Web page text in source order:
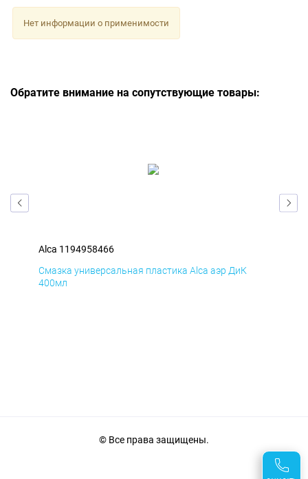
Нет информации о применимости
Обратите внимание на сопутствующие товары:
Alca 1194958466
Смазка универсальная пластика Alca аэр ДиК
400мл
© Все права защищены.